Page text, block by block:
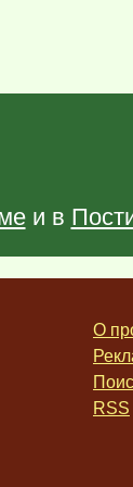
и в
О
RSS